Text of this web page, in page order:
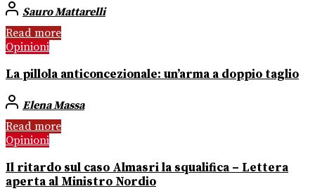
Sauro Mattarelli
Read more
Opinioni
La pillola anticoncezionale: un’arma a doppio taglio
Elena Massa
Read more
Opinioni
Il ritardo sul caso Almasri la squalifica – Lettera
aperta al Ministro Nordio